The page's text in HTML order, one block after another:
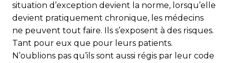
situation d’exception devient la norme, lorsqu’elle
devient pratiquement chronique, les médecins
ne peuvent tout faire. Ils s’exposent à des risques.
Tant pour eux que pour leurs patients.
N’oublions pas qu’ils sont aussi régis par leur code